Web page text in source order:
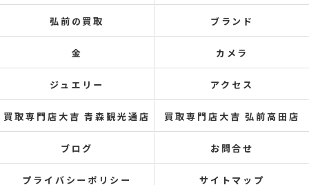
弘前の買取 ブランド
金 カメラ
ジュエリー アクセス
買取専門店大吉 青森観光通店 買取専門店大吉 弘前高田店
ブログ お問合せ
プライバシーポリシー サイトマップ